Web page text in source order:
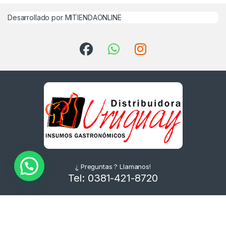
Desarrollado por MITIENDAONLINE
¿ Preguntas ? Llamanos!
Tel: 0381-421-8720